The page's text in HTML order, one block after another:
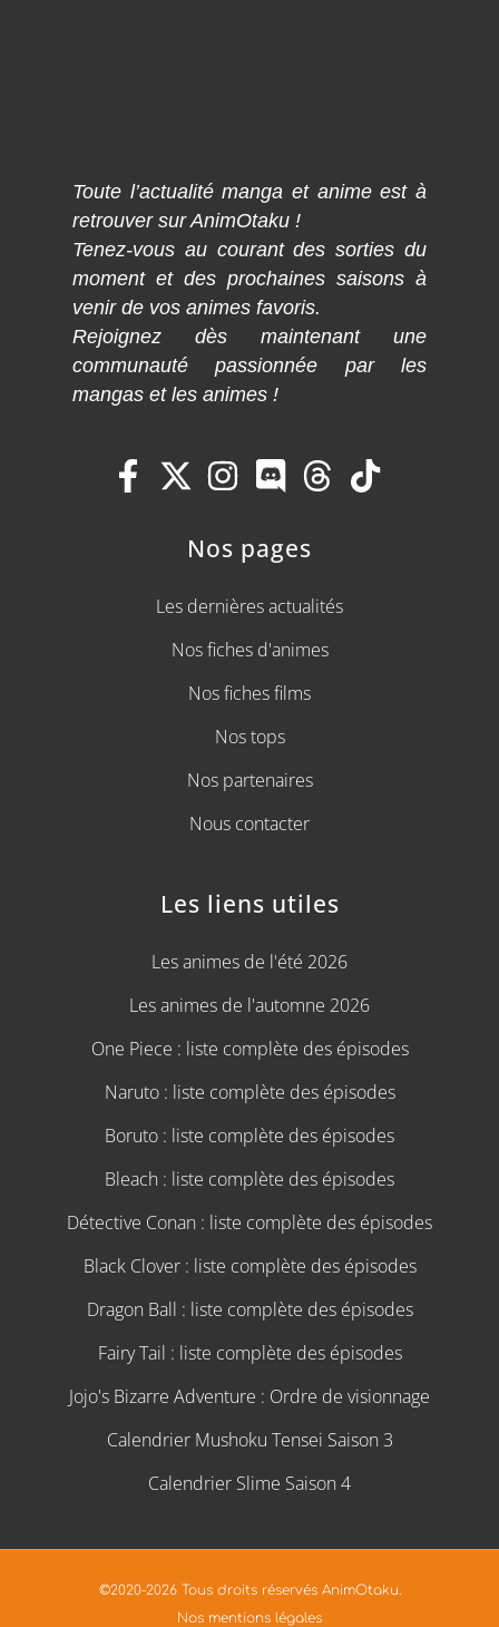
Toute l’actualité manga et anime est à
retrouver sur AnimOtaku !
Tenez-vous au courant des sorties du
moment et des prochaines saisons à
venir de vos animes favoris.
Rejoignez dès maintenant une
communauté passionnée par les
mangas et les animes !
Nos pages
Les dernières actualités
Nos fiches d'animes
Nos fiches films
Nos tops
Nos partenaires
Nous contacter
Les liens utiles
Les animes de l'été 2026
Les animes de l'automne 2026
One Piece : liste complète des épisodes
Naruto : liste complète des épisodes
Boruto : liste complète des épisodes
Bleach : liste complète des épisodes
Détective Conan : liste complète des épisodes
Black Clover : liste complète des épisodes
Dragon Ball : liste complète des épisodes
Fairy Tail : liste complète des épisodes
Jojo's Bizarre Adventure : Ordre de visionnage
Calendrier Mushoku Tensei Saison 3
Calendrier Slime Saison 4
©2020-2026 Tous droits réservés AnimOtaku.
Nos mentions légales